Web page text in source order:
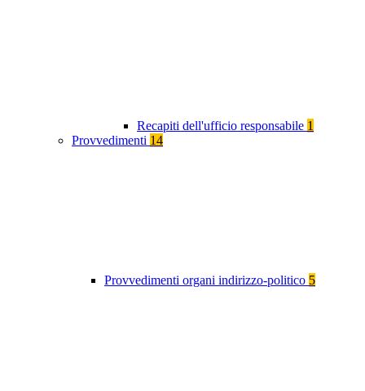
Recapiti dell'ufficio responsabile 1
Provvedimenti 14
Provvedimenti organi indirizzo-politico 5